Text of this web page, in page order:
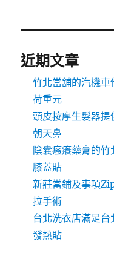
近期文章
竹北當舖的汽機
荷重元
頭皮按摩生髮器
朝天鼻
陰囊瘙癢藥膏的
膝蓋貼
新莊當鋪及事項
拉手術
台北洗衣店滿足
發熱貼